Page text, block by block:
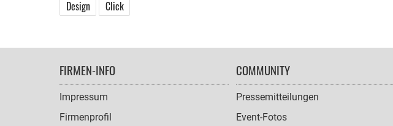
Design Click
FOOTER
NAVIGATION
FIRMEN-INFO
Impressum
Firmenprofil
COMMUNITY
Pressemitteilungen
Event-Fotos